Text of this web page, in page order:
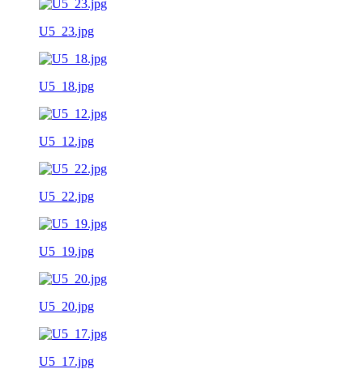
U5_23.jpg
U5_18.jpg
U5_12.jpg
U5_22.jpg
U5_19.jpg
U5_20.jpg
U5_17.jpg